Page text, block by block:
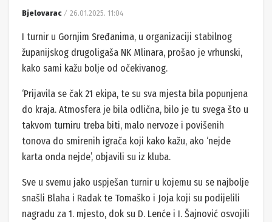
Bjelovarac 26.01.2025. 11:04
I turnir u Gornjim Sređanima, u organizaciji stabilnog
županijskog drugoligaša NK Mlinara, prošao je vrhunski,
kako sami kažu bolje od očekivanog.
‘Prijavila se čak 21 ekipa, te su sva mjesta bila popunjena
do kraja. Atmosfera je bila odlična, bilo je tu svega što u
takvom turniru treba biti, malo nervoze i povišenih
tonova do smirenih igrača koji kako kažu, ako ‘nejde
karta onda nejde’, objavili su iz kluba.
Sve u svemu jako uspješan turnir u kojemu su se najbolje
snašli Blaha i Radak te Tomaško i Joja koji su podijelili
nagradu za 1. mjesto, dok su D. Lenće i I. Šajnović osvojili